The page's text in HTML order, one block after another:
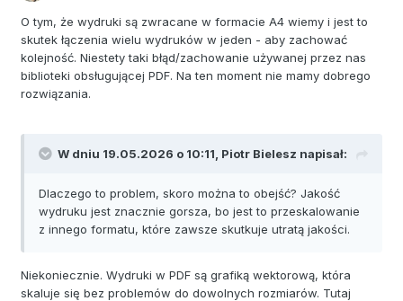
O tym, że wydruki są zwracane w formacie A4 wiemy i jest to
skutek łączenia wielu wydruków w jeden - aby zachować
kolejność. Niestety taki błąd/zachowanie używanej przez nas
biblioteki obsługującej PDF. Na ten moment nie mamy dobrego
rozwiązania.
W dniu 19.05.2026 o 10:11, Piotr Bielesz napisał:
Dlaczego to problem, skoro można to obejść? Jakość
wydruku jest znacznie gorsza, bo jest to przeskalowanie
z innego formatu, które zawsze skutkuje utratą jakości.
Niekoniecznie. Wydruki w PDF są grafiką wektorową, która
skaluje się bez problemów do dowolnych rozmiarów. Tutaj